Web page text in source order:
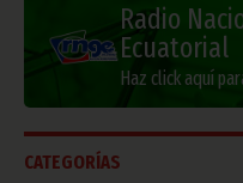
Radio
Ecuatorial
Haz click aquí
CATEGORÍAS